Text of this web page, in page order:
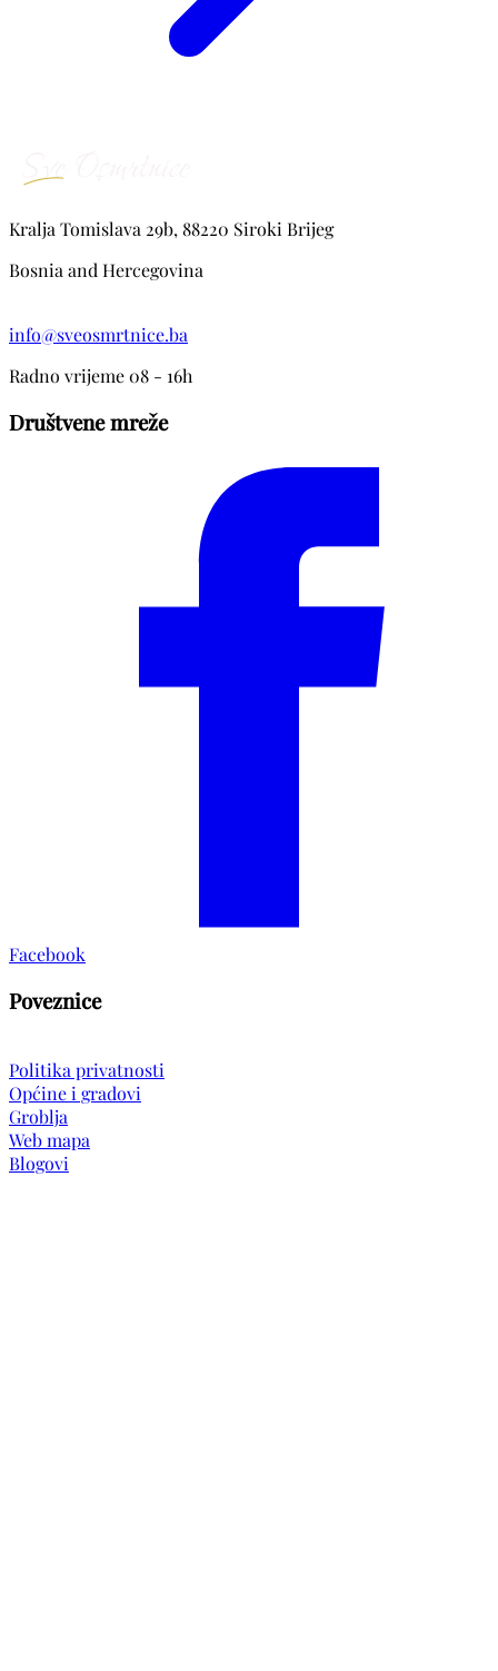
Kralja Tomislava 29b, 88220 Siroki Brijeg
Bosnia and Hercegovina
info@sveosmrtnice.ba
Radno vrijeme 08 - 16h
Društvene mreže
Facebook
Poveznice
Politika privatnosti
Općine i gradovi
Groblja
Web mapa
Blogovi